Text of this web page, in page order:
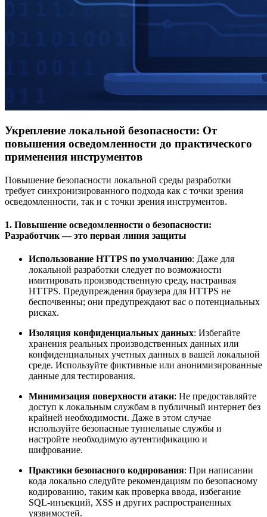
Укрепление локальной безопасности: От
повышения осведомленности до практического
применения инструментов
Повышение безопасности локальной среды разработки
требует синхронизированного подхода как с точки зрения
осведомленности, так и с точки зрения инструментов.
1. Повышение осведомленности о безопасности:
Разработчик — это первая линия защиты
Использование HTTPS по умолчанию: Даже для
локальной разработки следует по возможности
имитировать производственную среду, настраивая
HTTPS. Предупреждения браузера для HTTPS не
беспочвенны; они предупреждают вас о потенциальных
рисках.
Изоляция конфиденциальных данных: Избегайте
хранения реальных производственных данных или
конфиденциальных учетных данных в вашей локальной
среде. Используйте фиктивные или анонимизированные
данные для тестирования.
Минимизация поверхности атаки: Не предоставляйте
доступ к локальным службам в публичный интернет без
крайней необходимости. Даже в этом случае
используйте безопасные туннельные службы и
настройте необходимую аутентификацию и
шифрование.
Практики безопасного кодирования: При написании
кода локально следуйте рекомендациям по безопасному
кодированию, таким как проверка ввода, избегание
SQL-инъекций, XSS и других распространенных
уязвимостей.